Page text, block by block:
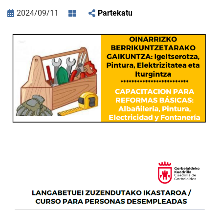
2024/09/11 Partekatu